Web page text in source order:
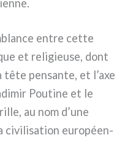
entre cet­te
et reli­gieu­se, dont
pen­san­te, et l’axe
Poutine et le
au nom d’une
civi­li­sa­tion euro­péen­